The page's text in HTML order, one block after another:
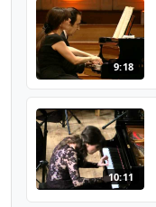
9:18
10:11